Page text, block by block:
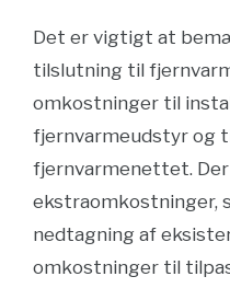
Det er vigtigt at
tilslutning til
omkostninger til
fjernvarmeudstyr og
fjernvarmenettet.
ekstraomkostninger,
nedtagning af
omkostninger til